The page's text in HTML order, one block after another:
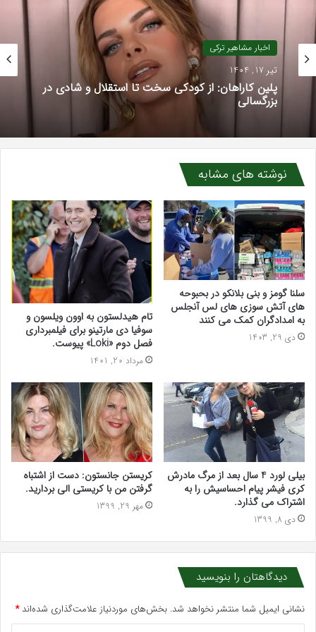
اخبار مشاهیر ترکی
تیر 17, 1404
پلین کاراهان: از کودکی سخت تا استقلال و شادی در
بزرگسالی
نوشته های مشابه
سلنا گومز و بنی بلانکو در بحبوحه
های آتش سوزی های لس آنجلس
به امدادگران کمک می کنند
دی 29, 1403
تام هیدلستون به اوون ویلسون و
سوفیا دی مارتینو برای فیلمبرداری
فصل دوم «Loki» پیوست.
مرداد 20, 1401
بیلی لورد 4 سال بعد از مرگ مادرش
کری فیشر پیام احساسیش را به
اشتراک می گذارد.
دی 8, 1399
کریستن جانستون: دست از اشتباه
گرفتن من با کریستی الی بردارید.
مهر 29, 1399
دیدگاهتان را بنویسید
نشانی ایمیل شما منتشر نخواهد شد. بخش‌های موردنیاز علامت‌گذاری شده‌اند*